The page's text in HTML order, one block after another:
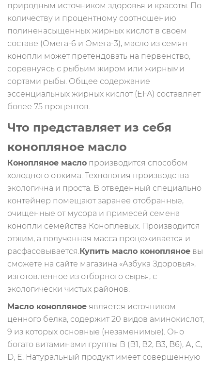
природным источником здоровья и красоты. По
количеству и процентному соотношению
полиненасыщенных жирных кислот в своем
составе (Омега-6 и Омега-3), масло из семян
конопли может претендовать на первенство,
соревнуясь с рыбьим жиром или жирными
сортами рыбы. Общее содержание
эссенциальных жирных кислот (EFA) составляет
более 75 процентов.
Что представляет из себя
конопляное масло
Конопляное масло производится способом
холодного отжима. Технология производства
экологична и проста. В отведенный специально
контейнер помещают заранее отобранные,
очищенные от мусора и примесей семена
конопли семейства Коноплевых. Производится
отжим, а полученная масса процеживается и
расфасовывается. Купить масло конопляное вы
сможете на сайте магазина «Азбука Здоровья»,
изготовленное из отборного сырья, с
экологически чистых районов.
Масло конопляное является источником
ценного белка, содержит 20 видов аминокислот,
9 из которых основные (незаменимые). Оно
богато витаминами группы В (B1, B2, B3, B6), А, C,
D, E. Натуральный продукт имеет совершенную